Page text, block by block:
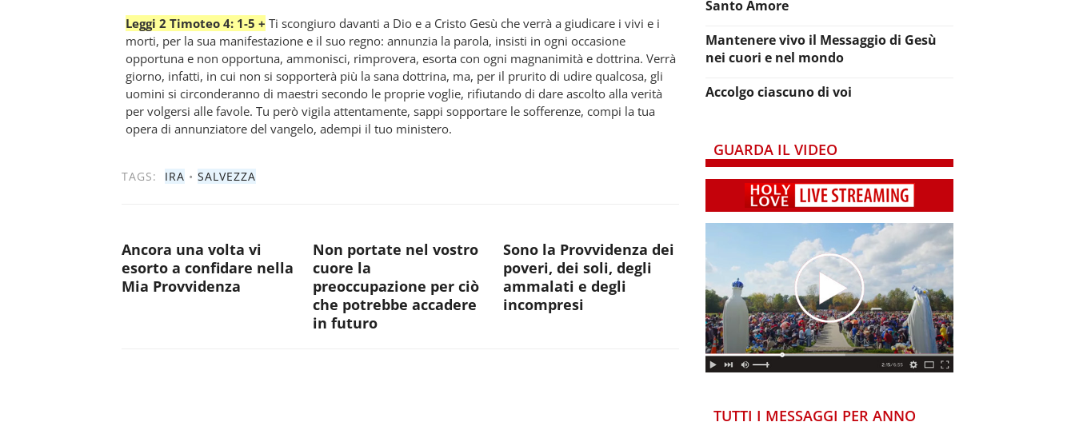
Leggi 2 Timoteo 4: 1-5 + Ti scongiuro davanti a Dio e a Cristo Gesù che verrà a giudicare i vivi e i
morti, per la sua manifestazione e il suo regno: annunzia la parola, insisti in ogni occasione
opportuna e non opportuna, ammonisci, rimprovera, esorta con ogni magnanimità e dottrina. Verrà
giorno, infatti, in cui non si sopporterà più la sana dottrina, ma, per il prurito di udire qualcosa, gli
uomini si circonderanno di maestri secondo le proprie voglie, rifiutando di dare ascolto alla verità
per volgersi alle favole. Tu però vigila attentamente, sappi sopportare le sofferenze, compi la tua
opera di annunziatore del vangelo, adempi il tuo ministero.
TAGS: IRA • SALVEZZA
Ancora una volta vi
esorto a confidare nella
Mia Provvidenza
Non portate nel vostro
cuore la
preoccupazione per ciò
che potrebbe accadere
in futuro
Sono la Provvidenza dei
poveri, dei soli, degli
ammalati e degli
incompresi
Santo Amore
Mantenere vivo il Messaggio di Gesù
nei cuori e nel mondo
Accolgo ciascuno di voi
GUARDA IL VIDEO
TUTTI I MESSAGGI PER ANNO